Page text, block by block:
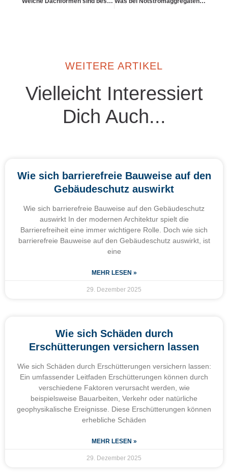
WEITERE ARTIKEL
Vielleicht Interessiert
Dich Auch...
Wie sich barrierefreie Bauweise auf den
Gebäudeschutz auswirkt
Wie sich barrierefreie Bauweise auf den Gebäudeschutz
auswirkt In der modernen Architektur spielt die
Barrierefreiheit eine immer wichtigere Rolle. Doch wie sich
barrierefreie Bauweise auf den Gebäudeschutz auswirkt, ist
eine
MEHR LESEN »
29. Dezember 2025
Wie sich Schäden durch
Erschütterungen versichern lassen
Wie sich Schäden durch Erschütterungen versichern lassen:
Ein umfassender Leitfaden Erschütterungen können durch
verschiedene Faktoren verursacht werden, wie
beispielsweise Bauarbeiten, Verkehr oder natürliche
geophysikalische Ereignisse. Diese Erschütterungen können
erhebliche Schäden
MEHR LESEN »
29. Dezember 2025